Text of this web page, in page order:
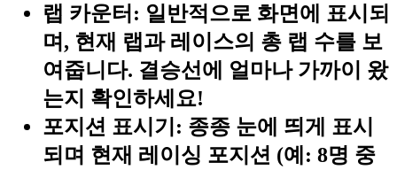
랩 카운터: 일반적으로 화면에 표시되
며, 현재 랩과 레이스의 총 랩 수를 보
여줍니다. 결승선에 얼마나 가까이 왔
는지 확인하세요!
포지션 표시기: 종종 눈에 띄게 표시
되며 현재 레이싱 포지션 (예: 8명 중